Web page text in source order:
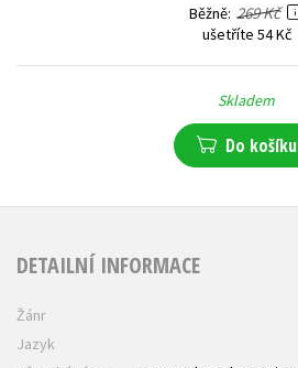
Běžně 269 Kč
ušetříte 54 Kč
Skladem
Do košíku
DETAILNÍ INFORMACE
Žánr
Jazyk